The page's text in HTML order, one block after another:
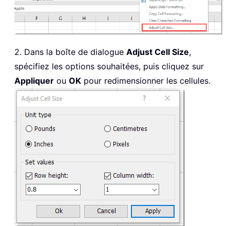
2. Dans la boîte de dialogue Adjust Cell Size,
spécifiez les options souhaitées, puis cliquez sur
Appliquer ou OK pour redimensionner les cellules.